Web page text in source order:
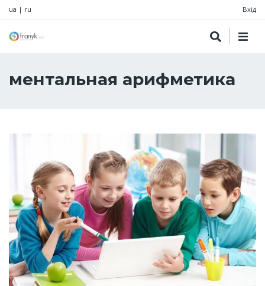
ua | ru Вхід
ментальная арифметика